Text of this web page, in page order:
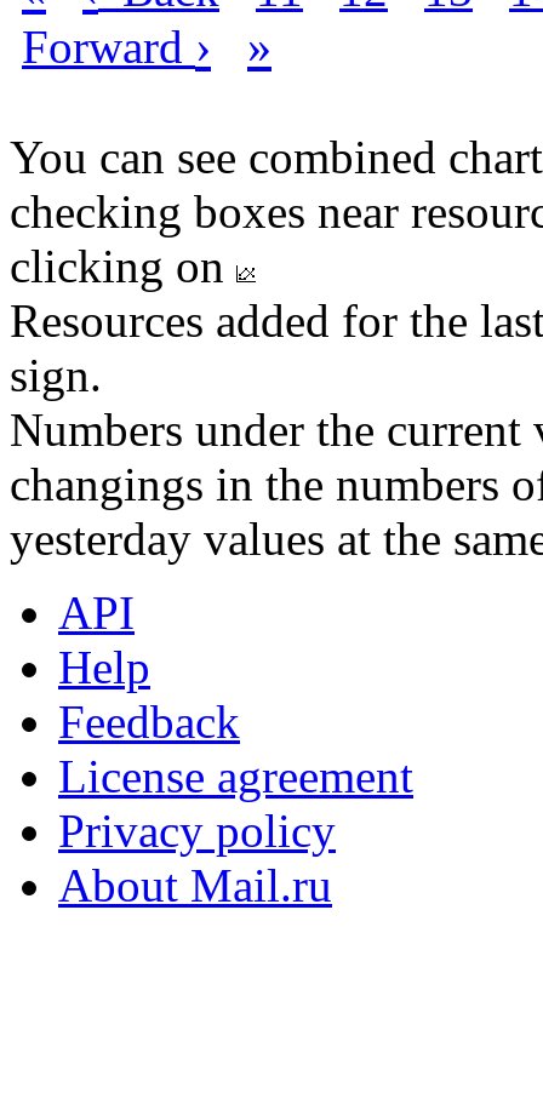
Forward › »
You can see combined
checking boxes near
clicking on
Resources added for the
sign.
Numbers under the
changings in the numbers
yesterday values at the
API
Help
Feedback
License agreement
Privacy policy
About Mail.ru